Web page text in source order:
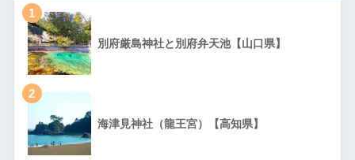
1
別府厳島神社と別府弁天池【山口県】
2
海津見神社（龍王宮）【高知県】